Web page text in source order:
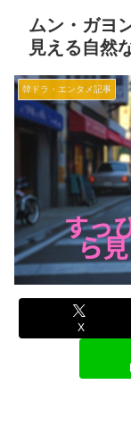
ムン・ガヨ
見える自然
韓ドラ・エンタメ記事
X